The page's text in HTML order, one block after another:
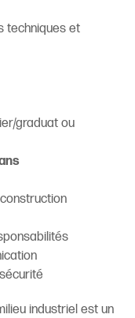
techniques et
graduat ou
industriel est un